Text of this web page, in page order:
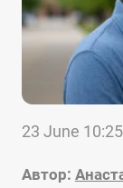
23 June 10:25
Автор: